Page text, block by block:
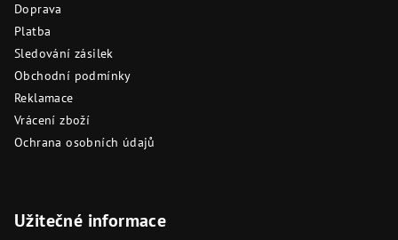
Doprava
Platba
Sledování zásilek
Obchodní podmínky
Reklamace
Vrácení zboží
Ochrana osobních údajů
Užitečné informace